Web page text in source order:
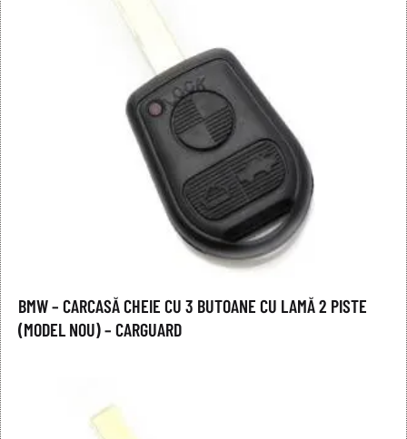
BMW – CARCASĂ CHEIE CU 3 BUTOANE CU LAMĂ 2 PISTE
(MODEL NOU) – CARGUARD